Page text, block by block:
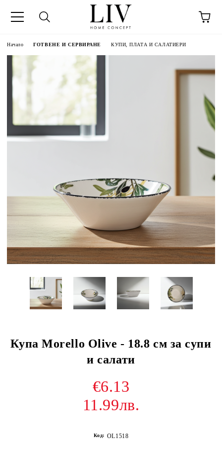
Начало ГОТВЕНЕ И СЕРВИРАНЕ КУПИ, ПЛАТА И САЛАТИЕРИ
Купа Morello Olive - 18.8 см за супи
и салати
€6.13
11.99лв.
Код: OL1518